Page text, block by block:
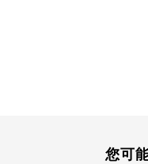
您可